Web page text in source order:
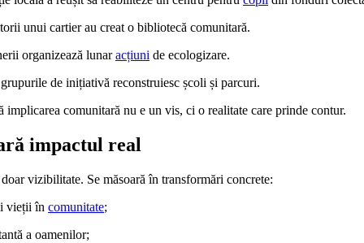
unui cartier au creat o bibliotecă comunitară.
organizează lunaracțiuni de ecologizare.
de inițiativă reconstruiesc școli și parcuri.
implicarea comunitară nu e un vis, ci o realitate care prinde contur.
impactul real
vizibilitate. Se măsoară în transformări concrete:
vieții în comunitate;
a oamenilor;